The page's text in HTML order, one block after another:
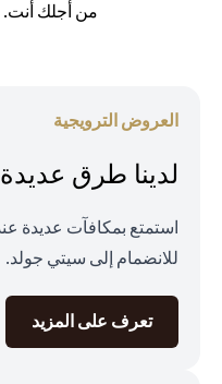
من أجلك
العروض الترويجية
لدينا طرق
استمتع بمكافآت عديدة
للانضمام إلى سيتي جولد.
تعرف على المزيد